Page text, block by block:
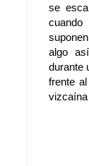
se
algo
durante
frente